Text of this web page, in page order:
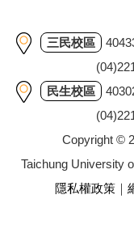
三民校區
民生校區
Copyright ©
Taichung University
隱私權政策｜